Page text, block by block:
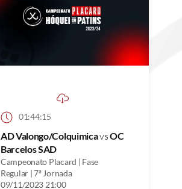
01:44:15
AD Valongo/ColquimicavsOC
Barcelos SAD
Campeonato Placard | Fase
Regular | 7ª Jornada
09/11/2023 21:00